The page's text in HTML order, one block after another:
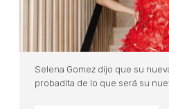
Selena Gomez dijo que su
probadita de lo que será su